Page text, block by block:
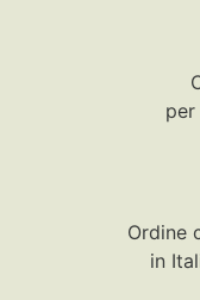
Ordine
in